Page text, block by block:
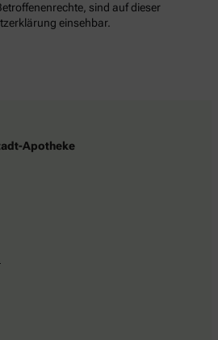
sind auf dieser
einsehbar.
Apotheke